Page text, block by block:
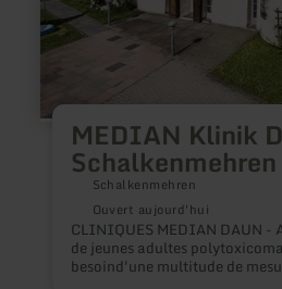
MEDIAN Klinik
Schalkenmehren
Schalkenmehren
Ouvert aujourd'hui
CLINIQUES MEDIAN DAUN -
de jeunes adultes
besoind'une multitude de